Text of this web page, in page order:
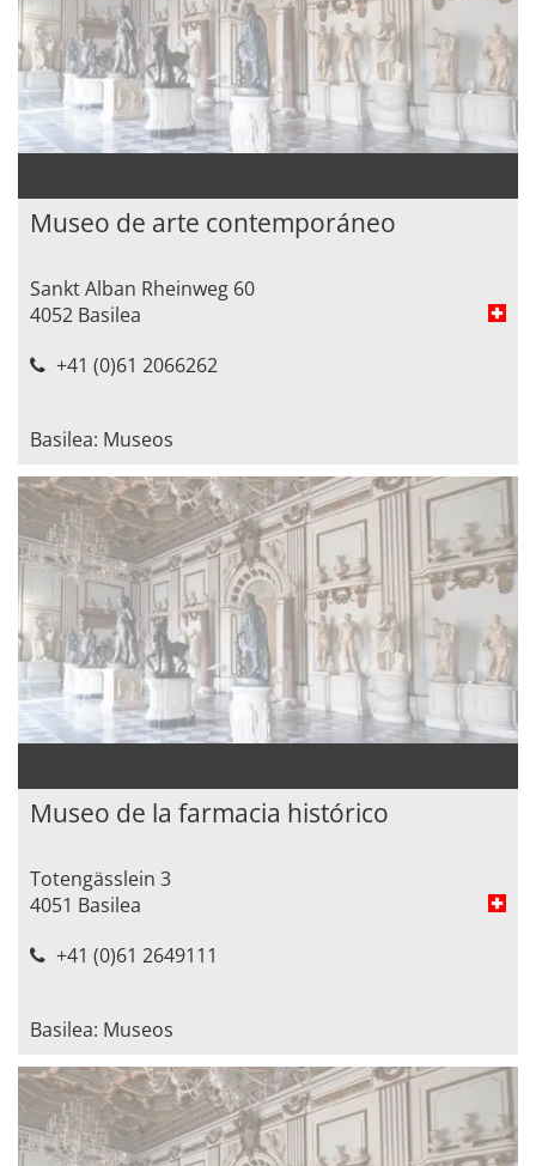
Museo de arte contemporáneo
Sankt Alban Rheinweg 60
4052 Basilea
+41 (0)61 2066262
Basilea: Museos
Museo de la farmacia histórico
Totengässlein 3
4051 Basilea
+41 (0)61 2649111
Basilea: Museos